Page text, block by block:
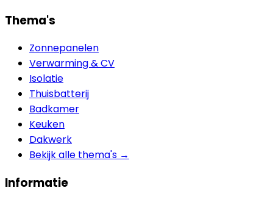
Thema's
Zonnepanelen
Verwarming & CV
Isolatie
Thuisbatterij
Badkamer
Keuken
Dakwerk
Bekijk alle thema's →
Informatie